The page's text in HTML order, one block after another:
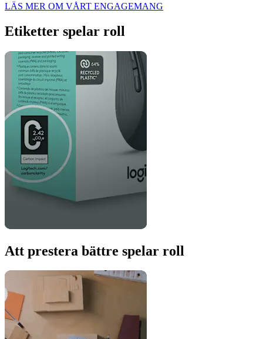
LÄS MER OM VÅRT ENGAGEMANG
Etiketter spelar roll
Att prestera bättre spelar roll